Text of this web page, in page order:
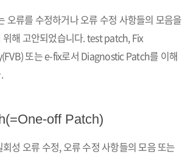
오류를 수정하거나 오류 수정 사항들의 모음을
위해 고안되었습니다. test patch, Fix
또는 e-fix로서 Diagnostic Patch를 이해
off Patch)
성 오류 수정, 오류 수정 사항들의 모음 또는